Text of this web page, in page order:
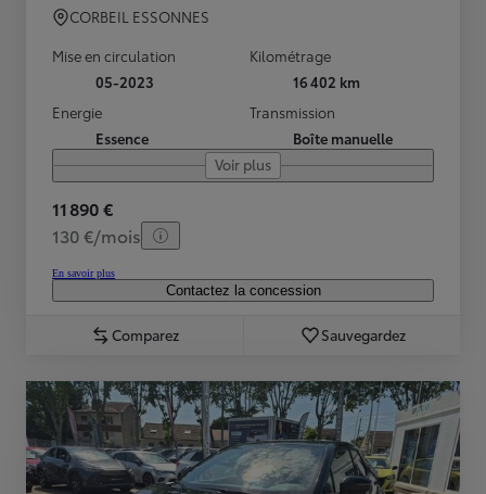
CORBEIL ESSONNES
Mise en circulation
05-2023
Kilométrage
16 402 km
Energie
Essence
Transmission
Boîte manuelle
Voir plus
11 890 €
130 €/mois
En savoir plus
Contactez la concession
Comparez Sauvegardez